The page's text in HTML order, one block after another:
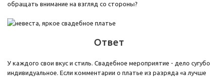
обращать внимание на взгляд со стороны?
Ответ
У каждого свои вкус и стиль. Свадебное мероприятие - дело сугубо
индивидуальное. Если комментарии о платье из разряда «а лучше